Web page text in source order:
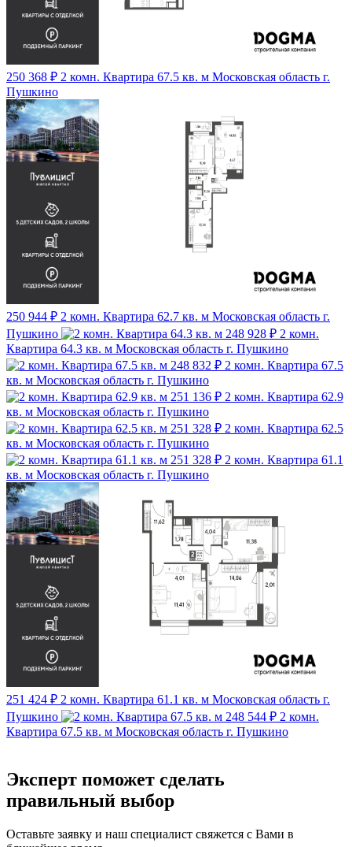
250 368 ₽ 2 комн. Квартира 67.5 кв. м Московская область г.
Пушкино
250 944 ₽ 2 комн. Квартира 62.7 кв. м Московская область г.
Пушкино
248 928 ₽ 2 комн.
Квартира 64.3 кв. м Московская область г. Пушкино
248 832 ₽ 2 комн. Квартира 67.5
кв. м Московская область г. Пушкино
251 136 ₽ 2 комн. Квартира 62.9
кв. м Московская область г. Пушкино
251 328 ₽ 2 комн. Квартира 62.5
кв. м Московская область г. Пушкино
251 328 ₽ 2 комн. Квартира 61.1
кв. м Московская область г. Пушкино
251 424 ₽ 2 комн. Квартира 61.1 кв. м Московская область г.
Пушкино
248 544 ₽ 2 комн.
Квартира 67.5 кв. м Московская область г. Пушкино
Эксперт поможет сделать
правильный выбор
Оставьте заявку и наш специалист свяжется с Вами в